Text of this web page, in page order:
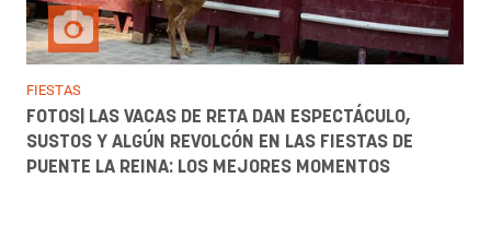
FIESTAS
FOTOS| LAS VACAS DE RETA DAN ESPECTÁCULO,
SUSTOS Y ALGÚN REVOLCÓN EN LAS FIESTAS DE
PUENTE LA REINA: LOS MEJORES MOMENTOS